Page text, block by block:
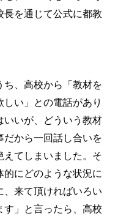
長を通じて公式に都教
、高校から「教材を
い」との電話があり
いいが、どういう教材
だから一回話し合いを
えてしまいました。そ
にどのような状況に
、来て頂ければいろい
す」と言ったら、高校